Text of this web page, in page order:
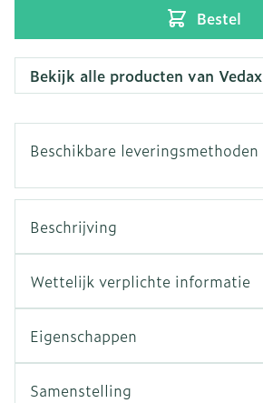
Bestel
Bekijk alle producten van Vedax
Beschikbare leveringsmethoden
Beschrijving
Wettelijk verplichte informatie
Eigenschappen
Samenstelling